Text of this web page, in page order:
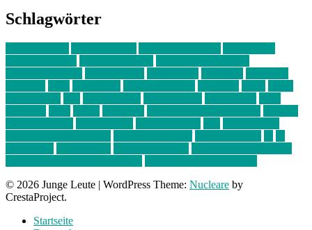
Schlagwörter
© 2026 Junge Leute | WordPress Theme: Nucleare by
CrestaProject.
Startseite